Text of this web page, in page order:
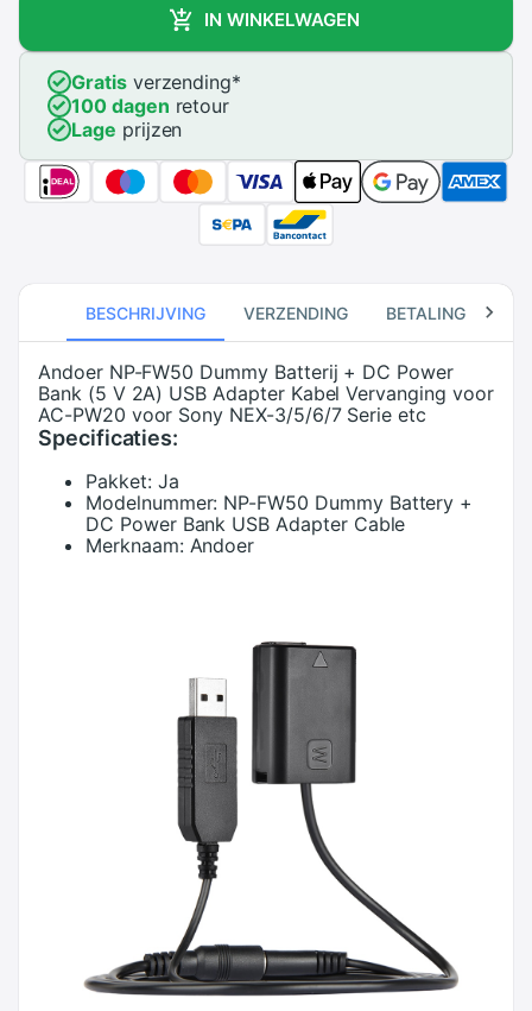
IN WINKELWAGEN
Gratisverzending*
100 dagen retour
Lage prijzen
BESCHRIJVING VERZENDING BETALING
Andoer NP-FW50 Dummy Batterij + DC Power
Bank (5 V 2A) USB Adapter Kabel Vervanging voor
AC-PW20 voor Sony NEX-3/5/6/7 Serie etc
Specificaties:
Pakket: Ja
Modelnummer: NP-FW50 Dummy Battery +
DC Power Bank USB Adapter Cable
Merknaam: Andoer